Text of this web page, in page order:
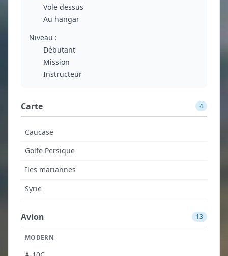
Vole dessus
Au hangar
Niveau :
Débutant
Mission
Instructeur
Carte 4
Caucase
Golfe Persique
Iles mariannes
Syrie
Avion 13
MODERN